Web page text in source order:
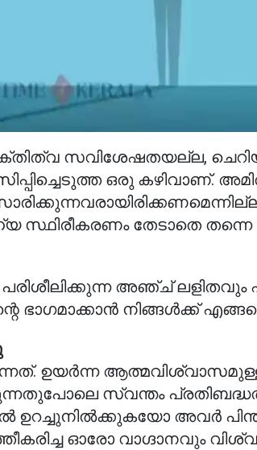
സവിശേഷതയല്ല,
ഒരു കഴിവാണ്.
സ്ഥിരീകരണം തേടാതെ
അഞ്ച്
ഭാഗമാക്കാൻ നിങ്ങൾക്ക്
ഉയർന്ന
സ്വന്തം
അവർ
ഓരോ വാഗ്ദാനവും